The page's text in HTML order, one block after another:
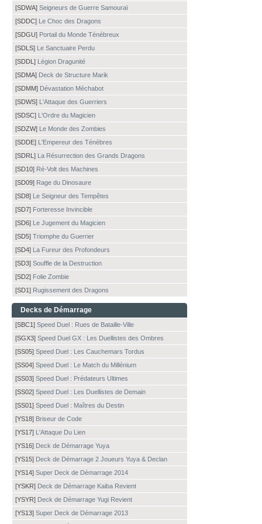
[SDWA] Seigneurs de Guerre Samouraï
[SDDC] Le Choc des Dragons
[SDGU] Portail du Monde Ténébreux
[SDLS] Le Sanctuaire Perdu
[SDDL] Légion Dragunité
[SDMA] Deck de Structure Marik
[SDMM] Dévastation Méchabot
[SDWS] L'Attaque des Guerriers
[SDSC] L'Ordre du Magicien
[SDZW] Le Monde des Zombies
[SDDE] L'Empereur des Ténèbres
[SDRL] La Résurrection des Grands Dragons
[SD10] Ré-Volt des Machines
[SD09] Rage du Dinosaure
[SD8] Le Seigneur des Tempêtes
[SD7] Forteresse Invincible
[SD6] Le Jugement du Magicien
[SD5] Triomphe du Guerrier
[SD4] La Fureur des Profondeurs
[SD3] Souffle de la Destruction
[SD2] Folie Zombie
[SD1] Rugissement des Dragons
Decks de Démarrage
[SBC1] Speed Duel : Rues de Bataille-Ville
[SGX3] Speed Duel GX : Les Duellistes des Ombres
[SS05] Speed Duel : Les Cauchemars Tordus
[SS04] Speed Duel : Le Match du Millénium
[SS03] Speed Duel : Prédateurs Ultimes
[SS02] Speed Duel : Les Duellistes de Demain
[SS01] Speed Duel : Maîtres du Destin
[YS18] Briseur de Code
[YS17] L'Attaque Du Lien
[YS16] Deck de Démarrage Yuya
[YS15] Deck de Démarrage 2 Joueurs Yuya & Declan
[YS14] Super Deck de Démarrage 2014
[YSKR] Deck de Démarrage Kaiba Revient
[YSYR] Deck de Démarrage Yugi Revient
[YS13] Super Deck de Démarrage 2013